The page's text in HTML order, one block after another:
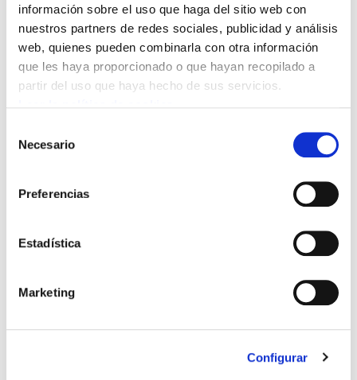
información sobre el uso que haga del sitio web con
nuestros partners de redes sociales, publicidad y análisis
web, quienes pueden combinarla con otra información
que les haya proporcionado o que hayan recopilado a
partir del uso que haya hecho de sus servicios.
Necesario
Preferencias
Estadística
Marketing
Configurar
Ayuntamiento de Gasteiz